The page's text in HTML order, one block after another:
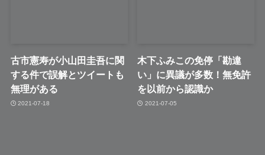
古市憲寿が小山田圭吾に関
する件で誤解とツイートも
無理がある
2021-07-18
木下ふみこの免停「勘違
い」に異議が多数！無免許
を以前から認識か
2021-07-05